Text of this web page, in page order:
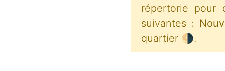
répertorie pour
suivantes :
quartier 🌗.